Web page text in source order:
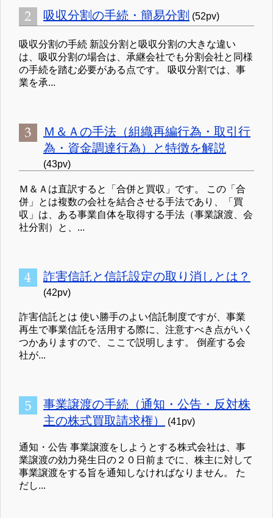
吸収分割の手続・簡易分割 (52pv)
吸収分割の手続 新設分割と吸収分割の大きな違い
は、吸収分割の場合は、承継会社でも分割会社と同様
の手続を踏む必要がある点です。 吸収分割では、事
業を承...
Ｍ＆Ａの手法（組織再編行為・取引行
為・資金調達行為）と特徴を解説
(43pv)
Ｍ＆Ａは直訳すると「合併と買収」です。 この「合
併」とは複数の会社を結合させる手法であり、「買
収」は、ある事業自体を取得する手法（事業譲渡、会
社分割）と、...
詐害信託と信託設定の取り消しとは？
(42pv)
詐害信託とは 使い勝手のよい信託制度ですが、事業
再生で事業信託を活用する際に、注意すべき点がいく
つかありますので、ここで説明します。 倒産する会
社が...
事業譲渡の手続（通知・公告・反対株
主の株式買取請求権）
(41pv)
通知・公告 事業譲渡をしようとする株式会社は、事
業譲渡の効力発生日の２０日前までに、株主に対して
事業譲渡をする旨を通知しなければなりません。 た
だし...